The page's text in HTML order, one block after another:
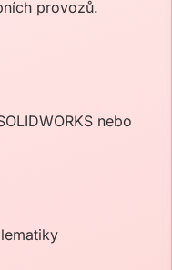
provozů.
nebo